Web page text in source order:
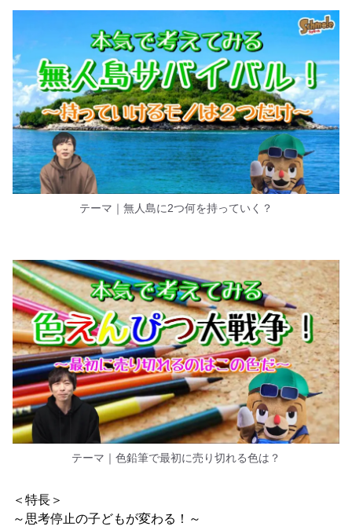
テーマ｜無人島に2つ何を持っていく？
テーマ｜色鉛筆で最初に売り切れる色は？
＜特長＞
～思考停止の子どもが変わる！～